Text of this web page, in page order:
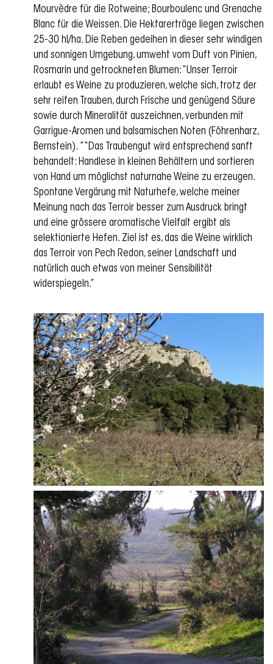
Mourvèdre für die Rotweine; Bourboulenc und Grenache
Blanc für die Weissen. Die Hektarerträge liegen zwischen
25-30 hl/ha. Die Reben gedeihen in dieser sehr windigen
und sonnigen Umgebung, umweht vom Duft von Pinien,
Rosmarin und getrockneten Blumen: “Unser Terroir
erlaubt es Weine zu produzieren, welche sich, trotz der
sehr reifen Trauben, durch Frische und genügend Säure
sowie durch Mineralität auszeichnen, verbunden mit
Garrigue-Aromen und balsamischen Noten (Föhrenharz,
Bernstein). ” “Das Traubengut wird entsprechend sanft
behandelt: Handlese in kleinen Behältern und sortieren
von Hand um möglichst naturnahe Weine zu erzeugen.
Spontane Vergärung mit Naturhefe, welche meiner
Meinung nach das Terroir besser zum Ausdruck bringt
und eine grössere aromatische Vielfalt ergibt als
selektionierte Hefen. Ziel ist es, das die Weine wirklich
das Terroir von Pech Redon, seiner Landschaft und
natürlich auch etwas von meiner Sensibilität
widerspiegeln.”